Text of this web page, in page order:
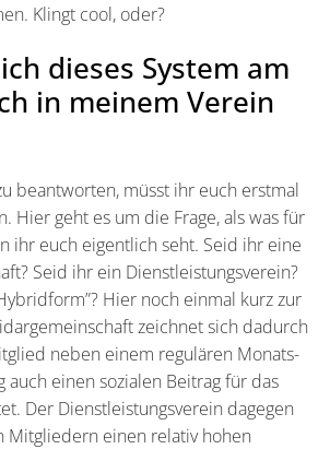
Klingt cool, oder?
dieses System am
in meinem Verein
beantworten, müsst ihr euch erstmal
Hier geht es um die Frage, als was für
ihr euch eigentlich seht. Seid ihr eine
Seid ihr ein Dienstleistungsverein?
Hier noch einmal kurz zur
zeichnet sich dadurch
neben einem regulären Monats-
auch einen sozialen Beitrag für das
Der Dienstleistungsverein dagegen
Mitgliedern einen relativ hohen